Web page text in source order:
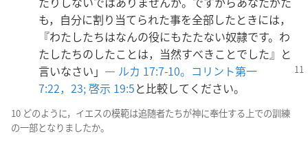
も，自分に割り当てられた事を全部したときには，
『わたしたちはなんの役にもたたない奴隷です。わ
たしたちのしたことは，当然すべきことでした』と
言いなさい」― ルカ 17:7-10。 コリント第一
7:22，23;啓示 19:5と比較してください。
10 どのように，イエスの模範は追随者たちが神に奉仕する上での訓練
の一部となりましたか。